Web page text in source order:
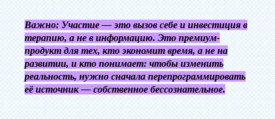
Важно: Участие — это вызов себе и инвестиция в
терапию, а не в информацию. Это премиум-
продукт для тех, кто экономит время, а не на
развитии, и кто понимает: чтобы изменить
реальность, нужно сначала перепрограммировать
её источник — собственное бессознательное.